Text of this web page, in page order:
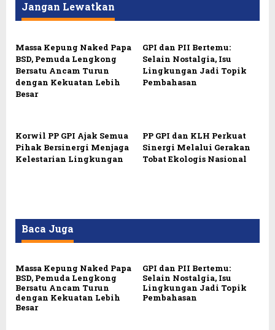
Jangan Lewatkan
Massa Kepung Naked Papa
BSD, Pemuda Lengkong
Bersatu Ancam Turun
dengan Kekuatan Lebih
Besar
GPI dan PII Bertemu:
Selain Nostalgia, Isu
Lingkungan Jadi Topik
Pembahasan
Korwil PP GPI Ajak Semua
Pihak Bersinergi Menjaga
Kelestarian Lingkungan
PP GPI dan KLH Perkuat
Sinergi Melalui Gerakan
Tobat Ekologis Nasional
Baca Juga
Massa Kepung Naked Papa
BSD, Pemuda Lengkong
Bersatu Ancam Turun
dengan Kekuatan Lebih
Besar
GPI dan PII Bertemu:
Selain Nostalgia, Isu
Lingkungan Jadi Topik
Pembahasan